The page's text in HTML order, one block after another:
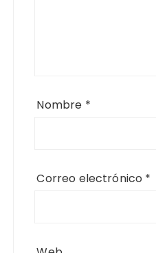
Nombre *
Correo electrónico *